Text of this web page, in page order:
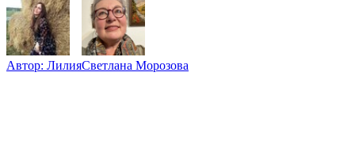
Автор: ЛилияСветлана Морозова